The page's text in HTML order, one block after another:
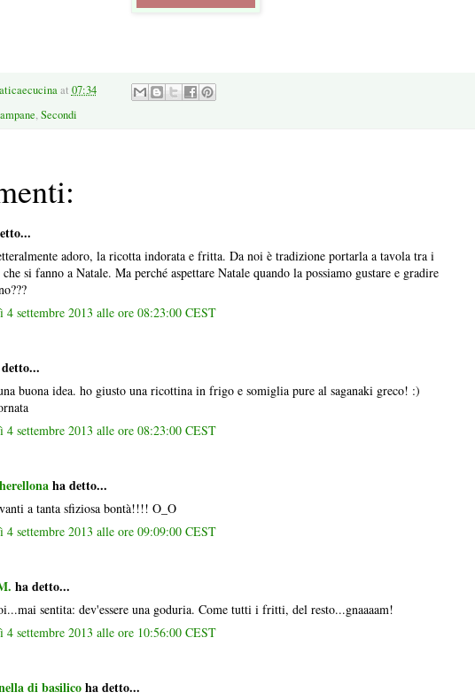
at 07:34
,Secondi
adoro, la ricotta indorata e fritta. Da noi è tradizione portarla a tavola tra i
si fanno a Natale. Ma perché aspettare Natale quando la possiamo gustare e gradire
4 settembre 2013 alle ore 08:23:00 CEST
buona idea. ho giusto una ricottina in frigo e somiglia pure al saganaki greco! :)
4 settembre 2013 alle ore 08:23:00 CEST
ha detto...
a tanta sfiziosa bontà!!!! O_O
4 settembre 2013 alle ore 09:09:00 CEST
ha detto...
sentita: dev'essere una goduria. Come tutti i fritti, del resto...gnaaaam!
4 settembre 2013 alle ore 10:56:00 CEST
di basilicoha detto...